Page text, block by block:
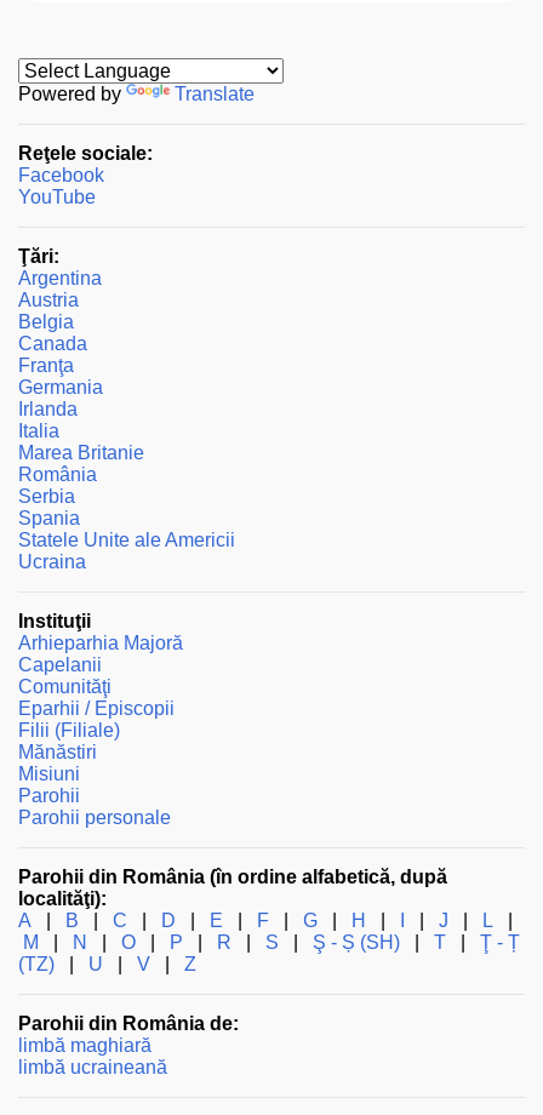
t
a
i
i
Powered by Translate
Reţele sociale:
Facebook
YouTube
Ţări:
Argentina
Austria
Belgia
Canada
Franţa
Germania
Irlanda
Italia
Marea Britanie
România
Serbia
Spania
Statele Unite ale Americii
Ucraina
Instituţii
Arhieparhia Majoră
Capelanii
Comunităţi
Eparhii / Episcopii
Filii (Filiale)
Mănăstiri
Misiuni
Parohii
Parohii personale
Parohii din România (în ordine alfabetică, după
localităţi):
A
B C D E F G H J L
M
N O P R S Ş - Ș (SH) T
Ţ - Ț
(TZ)
U V Z
Parohii din România de:
limbă maghiară
limbă ucraineană